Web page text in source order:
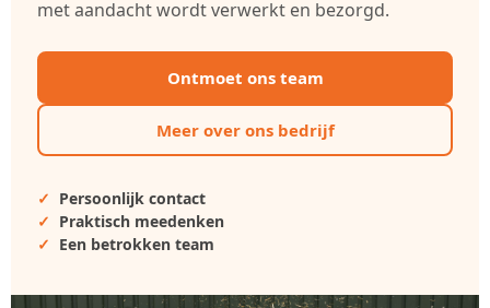
met aandacht wordt verwerkt en bezorgd.
Ontmoet ons team
Meer over ons bedrijf
Persoonlijk contact
Praktisch meedenken
Een betrokken team